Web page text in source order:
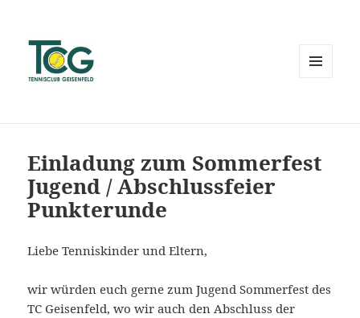
Einladung zum Sommerfest
Jugend / Abschlussfeier
Punkterunde
Liebe Tenniskinder und Eltern,
wir würden euch gerne zum Jugend Sommerfest des
TC Geisenfeld, wo wir auch den Abschluss der